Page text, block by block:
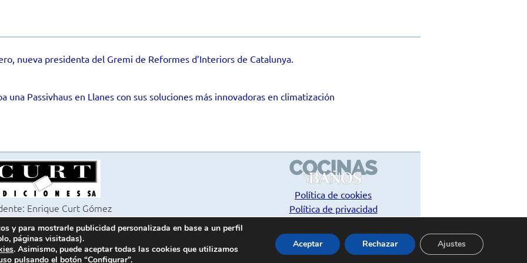
nueva presidenta del Gremi de Reformes d’Interiors de Catalunya.
una Passivhaus en Llanes con sus soluciones más innovadoras en climatización
Enrique Curt Gómez
Laura Curt Iborra
Revista Cocinas y Baños
los derechos reservados
Política de cookies
Política de privacidad
y para mostrarle publicidad personalizada en base a un perfil
páginas visitadas).
. Asimismo, puede aceptar todas las cookies que utilizamos
pulsando el botón “Configurar”.
Aceptar Rechazar Ajustes